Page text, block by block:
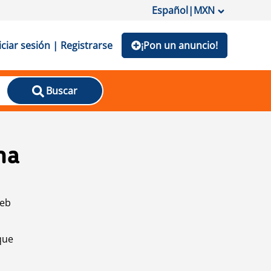
Español|MXN
sesión | Registrarse ¡Pon un anuncio!
Buscar